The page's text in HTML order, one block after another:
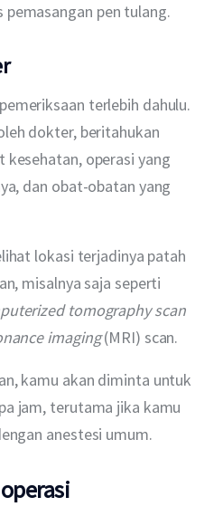
pen tulang.
terlebih dahulu.
dokter, beritahukan
operasi yang
dan obat-obatan yang
lokasi terjadinya patah
misalnya saja seperti
tomography scan
imaging (MRI) scan.
kamu akan diminta untuk
jam, terutama jika kamu
anestesi umum.